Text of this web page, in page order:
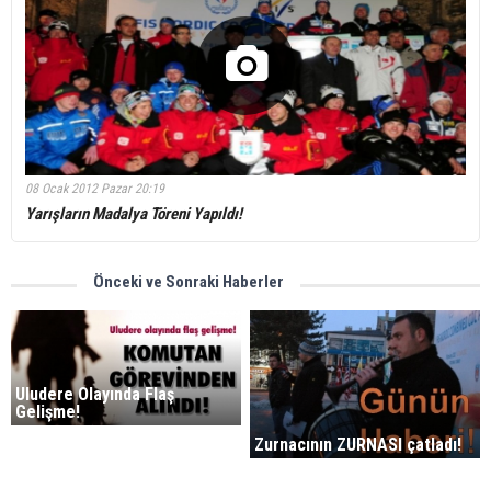
08 Ocak 2012 Pazar 20:19
Yarışların Madalya Töreni Yapıldı!
Önceki ve Sonraki Haberler
Uludere Olayında Flaş
Gelişme!
Zurnacının ZURNASI çatladı!